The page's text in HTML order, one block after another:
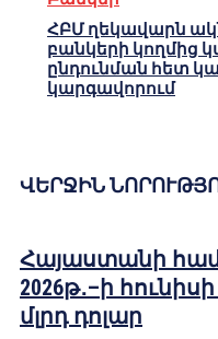
ՀԲՄ ղեկավարն
բանկերի կողմից
ընդունման հետ
կարգավորում
ՎԵՐՋԻՆ
Հայաստանի
2026թ․–ի
մլրդ դոլար